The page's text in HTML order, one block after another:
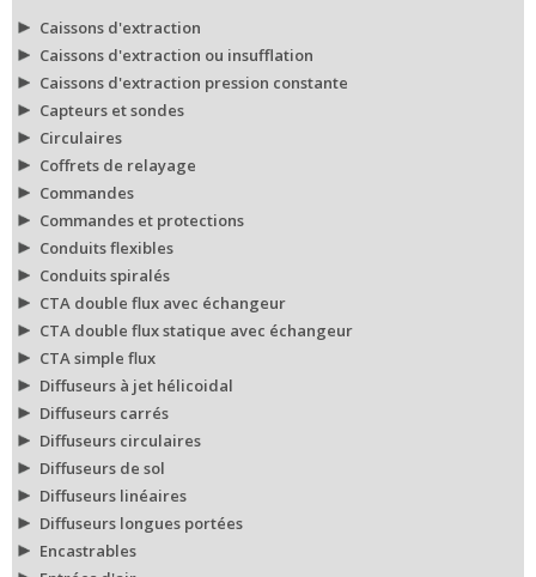
Caissons d'extraction
Caissons d'extraction ou insufflation
Caissons d'extraction pression constante
Capteurs et sondes
Circulaires
Coffrets de relayage
Commandes
Commandes et protections
Conduits flexibles
Conduits spiralés
CTA double flux avec échangeur
CTA double flux statique avec échangeur
CTA simple flux
Diffuseurs à jet hélicoidal
Diffuseurs carrés
Diffuseurs circulaires
Diffuseurs de sol
Diffuseurs linéaires
Diffuseurs longues portées
Encastrables